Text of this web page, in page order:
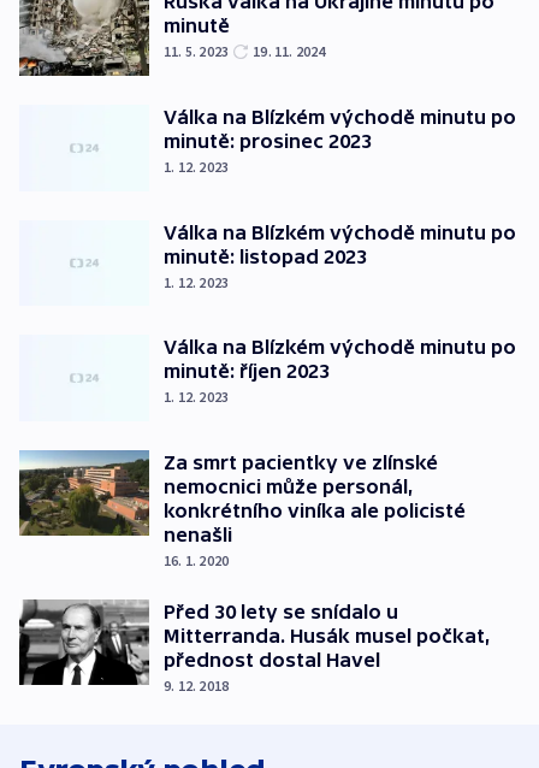
minutě
11. 5. 2023 19. 11. 2024
Válka na Blízkém východě minutu po
minutě: prosinec 2023
1. 12. 2023
Válka na Blízkém východě minutu po
minutě: listopad 2023
1. 12. 2023
Válka na Blízkém východě minutu po
minutě: říjen 2023
1. 12. 2023
Za smrt pacientky ve zlínské
nemocnici může personál,
konkrétního viníka ale policisté
nenašli
16. 1. 2020
Před 30 lety se snídalo u
Mitterranda. Husák musel počkat,
přednost dostal Havel
9. 12. 2018